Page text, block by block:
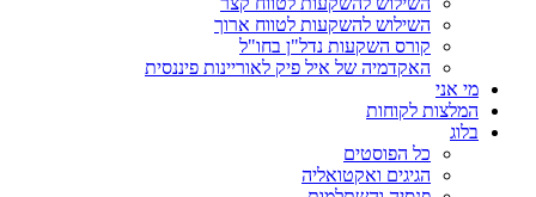
השילוש להשקעות לטווח ארוך
קורס השקעות נדל"ן בחו"ל
האקדמיה של איל פיק לאוריינות פיננסית
מי אני
המלצות לקוחות
בלוג
כל הפוסטים
הגיגים ואקטואליה